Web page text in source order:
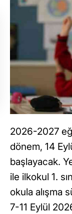
2026-2027
dönem, 14
başlayacak.
ile ilkokul 1.
okula alışma
7-11 Eylül